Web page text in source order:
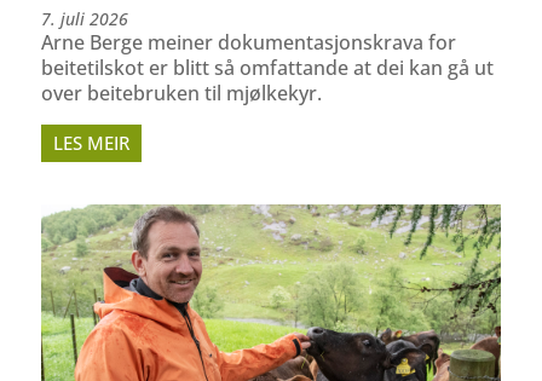
7. juli 2026
Arne Berge meiner dokumentasjonskrava for
beitetilskot er blitt så omfattande at dei kan gå ut
over beitebruken til mjølkekyr.
LES MEIR